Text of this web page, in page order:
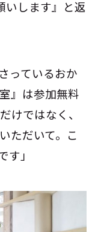
いします』と返
っているおか
』は参加無料
けではなく、
ただいて。こ
」